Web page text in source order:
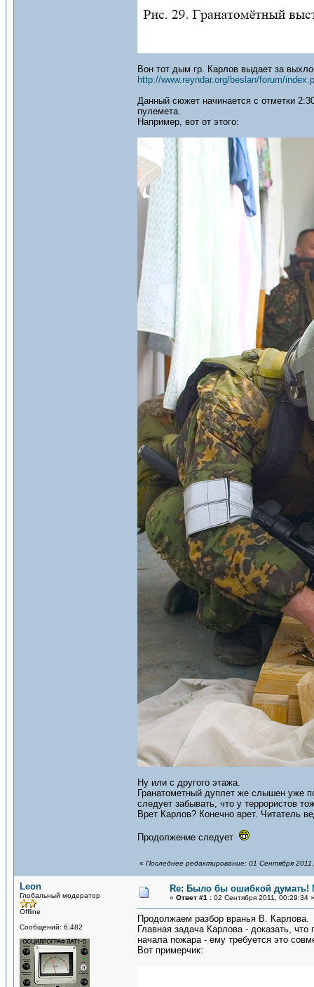
Вон тот дым гр. Карлов выдает за
http://www.reyndar.org/beslan/forum/
Данный сюжет начинается с отметки
пулемета.
Например, вот от этого:
Ну или с другого этажа.
Гранатометный дуплет же слышен уже
следует забывать, что у террористов
Врет Карлов? Конечно врет. Читатель
Продолжение следует
« Последнее редактирование: 01 Сентября
Leon
Глобальный модератор
Offline
Сообщений: 6,482
Re: Было бы ошибкой
« Ответ #1 : 02 Сентября 2011, 00:29:34 »
Продолжаем разбор вранья В. Карлова.
Главная задача Карлова - доказать,
начала пожара - ему требуется это
Вот примерчик: